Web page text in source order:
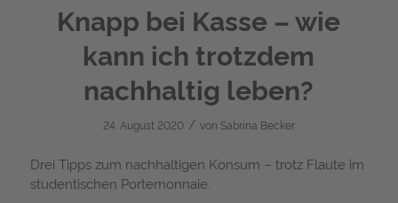
Knapp bei Kasse – wie
kann ich trotzdem
nachhaltig leben?
24. August 2020 / von Sabrina Becker
Drei Tipps zum nachhaltigen Konsum – trotz Flaute im
studentischen Portemonnaie.